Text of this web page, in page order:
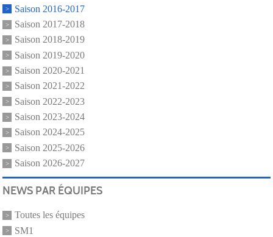
Saison 2016-2017
Saison 2017-2018
Saison 2018-2019
Saison 2019-2020
Saison 2020-2021
Saison 2021-2022
Saison 2022-2023
Saison 2023-2024
Saison 2024-2025
Saison 2025-2026
Saison 2026-2027
NEWS PAR ÉQUIPES
Toutes les équipes
SM1